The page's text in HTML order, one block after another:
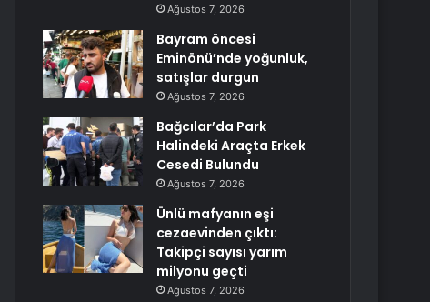
Ağustos 7, 2026
Bayram öncesi
Eminönü’nde yoğunluk,
satışlar durgun
Ağustos 7, 2026
Bağcılar’da Park
Halindeki Araçta Erkek
Cesedi Bulundu
Ağustos 7, 2026
Ünlü mafyanın eşi
cezaevinden çıktı:
Takipçi sayısı yarım
milyonu geçti
Ağustos 7, 2026